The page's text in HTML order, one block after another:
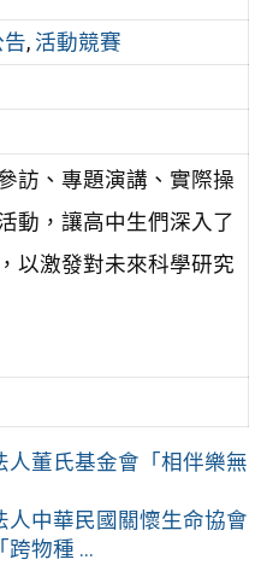
, 活動競賽
訪、專題演講、實際操
動，讓高中生們深入了
以激發對未來科學研究
人董氏基金會「相伴樂無
人中華民國關懷生命協會
物種 ...